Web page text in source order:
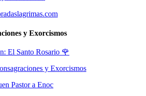
y Exorcismos
El Santo Rosario 🌹
y Exorcismos
Pastor a Enoc